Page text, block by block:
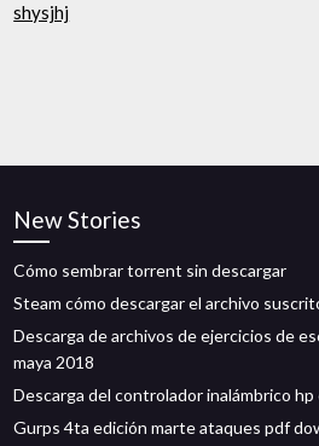
shysjhj
New Stories
Cómo sembrar torrent sin descargar
Steam cómo descargar el archivo
Descarga de archivos de ejercicios de
maya 2018
Descarga del controlador inalámbrico hp
Gurps 4ta edición marte ataques pdf